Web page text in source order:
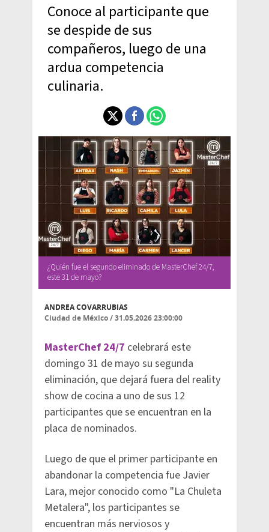
Conoce al participante que
se despide de sus
compañeros, luego de una
ardua competencia
culinaria.
¿Quién fue el segundo eliminado de MasterChef 24/7,
este 31 de mayo?
ANDREA COVARRUBIAS
Ciudad de México/31.05.2026 23:00:00
MasterChef 24/7 celebrará este
domingo 31 de mayo su segunda
eliminación, que dejará fuera del reality
show de cocina a uno de sus 12
participantes que se encuentran en la
placa de nominados.
Luego de que el primer participante en
abandonar la competencia fue Javier
Lara, mejor conocido como "La Chuleta
Metalera", los participantes se
encuentran más nerviosos y